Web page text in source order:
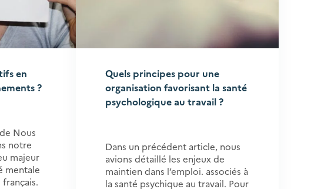
en
?
Nous
notre
majeur
mentale
français.
Quels principes pour une
organisation favorisant la santé
psychologique au travail ?
Dans un précédent article, nous
avions détaillé les enjeux de
maintien dans l’emploi. associés à
la santé psychique au travail. Pour